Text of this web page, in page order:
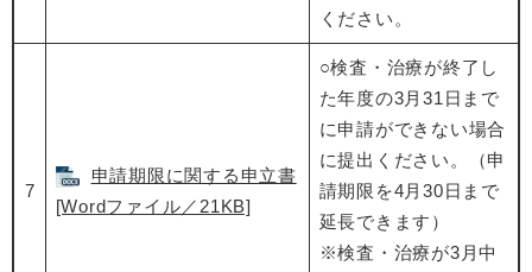
ください。
7
申請期限に関する申立書
[Wordファイル／21KB]
○検査・治療が終了し
た年度の3月31日まで
に申請ができない場合
に提出ください。（申
請期限を4月30日まで
延長できます）
※検査・治療が3月中